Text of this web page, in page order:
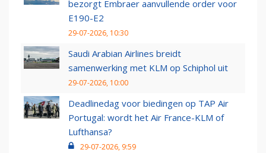
bezorgt Embraer aanvullende order voor
E190-E2
29-07-2026, 10:30
Saudi Arabian Airlines breidt
samenwerking met KLM op Schiphol uit
29-07-2026, 10:00
Deadlinedag voor biedingen op TAP Air
Portugal: wordt het Air France-KLM of
Lufthansa?
29-07-2026, 9:59